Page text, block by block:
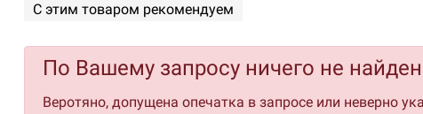
С этим товаром рекомендуем
По Вашему запросу ничего не
Веротяно, допущена опечатка в запросе или неверно